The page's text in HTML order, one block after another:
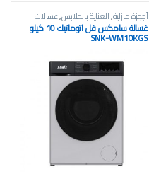
أجهزة منزلية,العناية بالملابس,غسالات
غسالة سامكس فل اتوماتيك 10 كيلو
SNK-WM10KGS